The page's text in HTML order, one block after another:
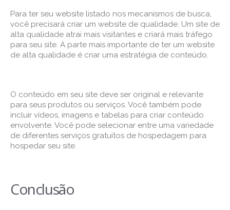
Para ter seu website listado nos mecanismos de busca,
você precisará criar um website de qualidade. Um site de
alta qualidade atrai mais visitantes e criará mais tráfego
para seu site. A parte mais importante de ter um website
de alta qualidade é criar uma estratégia de conteúdo.
O conteúdo em seu site deve ser original e relevante
para seus produtos ou serviços. Você também pode
incluir vídeos, imagens e tabelas para criar conteúdo
envolvente. Você pode selecionar entre uma variedade
de diferentes serviços gratuitos de hospedagem para
hospedar seu site.
Conclusão